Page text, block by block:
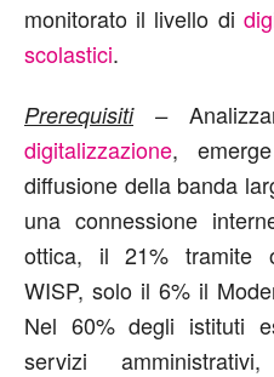
monitorato il livello di
scolastici.
Prerequisiti–
digitalizzazione, emerge
diffusione della banda
una connessione
ottica, il 21% tramite
WISP, solo il 6% il
Nel 60% degli istituti
servizi